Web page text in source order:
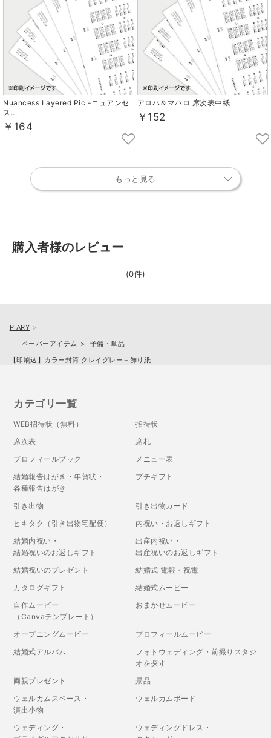
Nuancess Layered Pic -ニュアンセ
ス...
￥164
アロハ＆マハロ 席次表中紙
￥152
もっと見る
購入者様のレビュー
(0件)
PIARY
ペーパーアイテム
予備・単品
【印刷込】カラー封筒 クレイグレー＋飾り紙
カテゴリ一覧
WEB招待状（無料）
招待状
席次表
席札
プロフィールブック
メニュー表
結婚報告はがき・年賀状・
各種報告はがき
プチギフト
引き出物
引き出物カード
ヒキタク（引き出物宅配便）
内祝い・お返しギフト
結婚内祝い・
結婚祝いのお返しギフト
出産内祝い・
出産祝いのお返しギフト
結婚祝いのプレゼント
結婚式 電報・祝電
カタログギフト
結婚式ムービー
自作ムービー
（Canvaテンプレート）
おまかせムービー
オープニングムービー
プロフィールムービー
結婚式アルバム
フォトウェディング・前撮りスタジ
オを探す
両親プレゼント
景品
ウェルカムスペース・
演出小物
ウェルカムボード
ウェディング・
ウェディングドレス・